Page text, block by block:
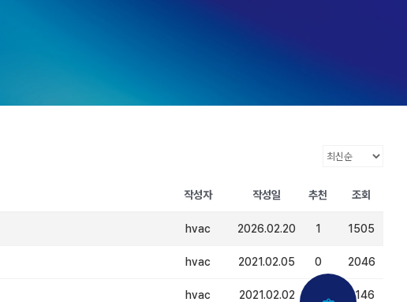
작성자 작성일 추천 조회
hvac 2026.02.20 1 1505
hvac 2021.02.05 0 2046
hvac 2021.02.02 2146